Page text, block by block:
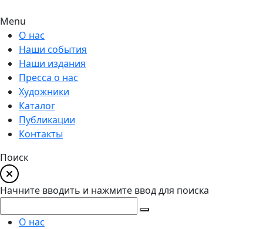
Menu
О нас
Наши события
Наши издания
Пресса о нас
Художники
Каталог
Публикации
Контакты
Поиск
Начните вводить и нажмите ввод для поиска
О нас